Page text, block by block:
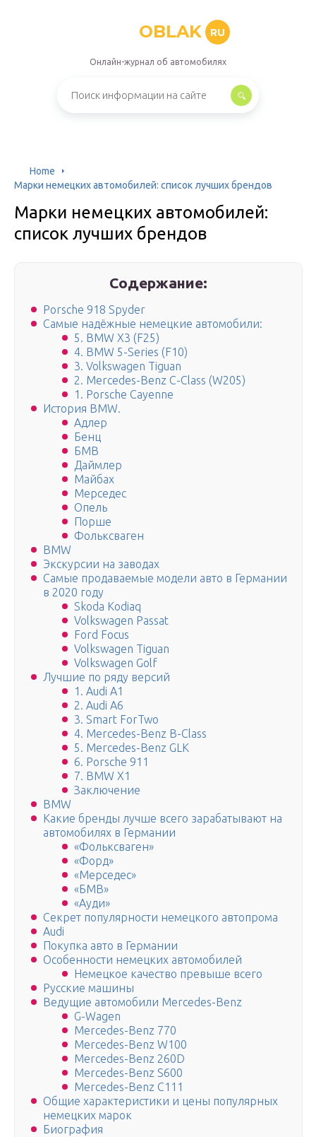
OBLAK RU
Онлайн-журнал об автомобилях
Home
Марки немецких автомобилей: список лучших брендов
Марки немецких автомобилей:
список лучших брендов
Содержание:
Porsche 918 Spyder
Самые надёжные немецкие автомобили:
5. BMW X3 (F25)
4. BMW 5-Series (F10)
3. Volkswagen Tiguan
2. Mercedes-Benz C-Class (W205)
1. Porsche Cayenne
История BMW.
Адлер
Бенц
БМВ
Даймлер
Майбах
Мерседес
Опель
Порше
Фольксваген
BMW
Экскурсии на заводах
Самые продаваемые модели авто в Германии
в 2020 году
Skoda Kodiaq
Volkswagen Passat
Ford Focus
Volkswagen Tiguan
Volkswagen Golf
Лучшие по ряду версий
1. Audi A1
2. Audi A6
3. Smart ForTwo
4. Mercedes-Benz B-Class
5. Mercedes-Benz GLK
6. Porsche 911
7. BMW X1
Заключение
BMW
Какие бренды лучше всего зарабатывают на
автомобилях в Германии
«Фольксваген»
«Форд»
«Мерседес»
«БМВ»
«Ауди»
Секрет популярности немецкого автопрома
Audi
Покупка авто в Германии
Особенности немецких автомобилей
Немецкое качество превыше всего
Русские машины
Ведущие автомобили Mercedes-Benz
G-Wagen
Mercedes-Benz 770
Mercedes-Benz W100
Mercedes-Benz 260D
Mercedes-Benz S600
Mercedes-Benz C111
Общие характеристики и цены популярных
немецких марок
Биография